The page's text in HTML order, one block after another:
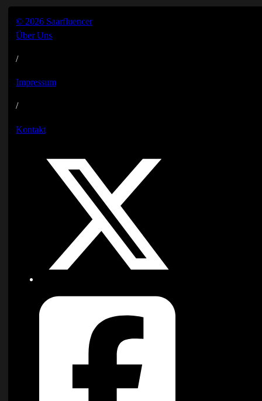
© 2026 Saarfluencer
Über Uns
/
Impressum
/
Kontakt